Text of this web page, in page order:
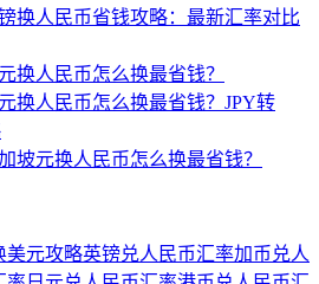
换人民币省钱攻略：最新汇率对比
换人民币怎么换最省钱？
换人民币怎么换最省钱？JPY转
坡元换人民币怎么换最省钱？
美元攻略英镑兑人民币汇率加币兑人